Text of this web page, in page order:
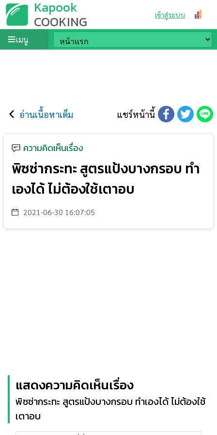
Kapook
COOKING เข้าสู่ระบบ
เมนู
อ่านเนื้อหาเต็ม แชร์หน้านี้
ความคิดเห็นเรื่อง
พิซซ่ากระทะ สูตรแป้งบางกรอบ ทำ
เองได้ ไม่ต้องใช้เตาอบ
2021-06-30 16:07:05
แสดงความคิดเห็นเรื่อง
พิซซ่ากระทะ สูตรแป้งบางกรอบ ทำเองได้ ไม่ต้องใช้
เตาอบ